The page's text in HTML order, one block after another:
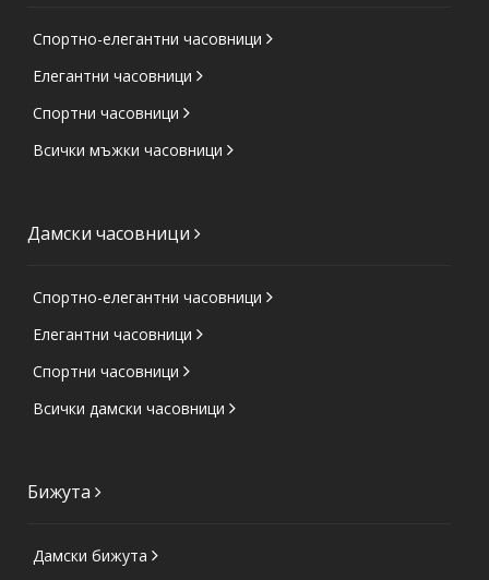
Спортно-елегантни часовници
Елегантни часовници
Спортни часовници
Всички мъжки часовници
Дамски часовници
Спортно-елегантни часовници
Елегантни часовници
Спортни часовници
Всички дамски часовници
Бижута
Дамски бижута